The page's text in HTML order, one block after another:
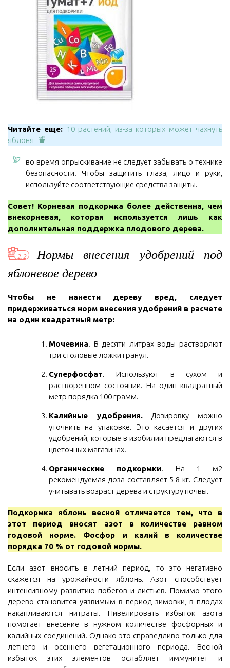
Читайте еще: 10 растений, из-за которых может чахнуть
яблоня
во время опрыскивание не следует забывать о технике
безопасности. Чтобы защитить глаза, лицо и руки,
используйте соответствующие средства защиты.
Совет! Корневая подкормка более действенна, чем
внекорневая, которая используется лишь как
дополнительная поддержка плодового дерева.
Нормы внесения удобрений под
яблоневое дерево
Чтобы не нанести дереву вред, следует
придерживаться норм внесения удобрений в расчете
на один квадратный метр:
Мочевина. В десяти литрах воды растворяют
три столовые ложки гранул.
Суперфосфат. Используют в сухом и
растворенном состоянии. На один квадратный
метр порядка 100 грамм.
Калийные удобрения.Дозировку можно
уточнить на упаковке. Это касается и других
удобрений, которые в изобилии предлагаются в
цветочных магазинах.
Органические подкормки. На 1 м2
рекомендуемая доза составляет 5-8 кг. Следует
учитывать возраст дерева и структуру почвы.
Подкормка яблонь весной отличается тем, что в
этот период вносят азот в количестве равном
годовой норме. Фосфор и калий в количестве
порядка 70 % от годовой нормы.
Если азот вносить в летний период, то это негативно
скажется на урожайности яблонь. Азот способствует
интенсивному развитию побегов и листьев. Помимо этого
дерево становится уязвимым в период зимовки, в плодах
накапливаются нитраты. Нивелировать избыток азота
помогает внесение в нужном количестве фосфорных и
калийных соединений. Однако это справедливо только для
летнего и осеннего вегетационного периода. Весной
избыток этих элементов ослабляет иммунитет и